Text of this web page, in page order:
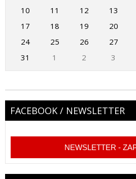
10
11 12 13
17
18 19 20
24
25 26 27
31
1 2 3
FACEBOOK / NEWSLETTER
NEWSLETTER -